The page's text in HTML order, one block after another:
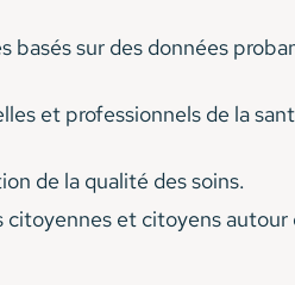
sur des données
et professionnels de la
de la qualité des soins.
et citoyens